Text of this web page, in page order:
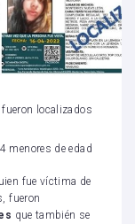
localizados
menores de edad
fue víctima de
fueron
que también se